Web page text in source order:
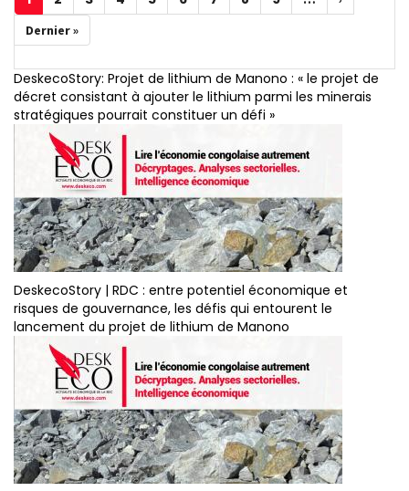
courante
suivante
Dernière
page
Dernier »
DeskecoStory: Projet de lithium de Manono : « le projet de
décret consistant à ajouter le lithium parmi les minerais
stratégiques pourrait constituer un défi »
DeskecoStory | RDC : entre potentiel économique et
risques de gouvernance, les défis qui entourent le
lancement du projet de lithium de Manono